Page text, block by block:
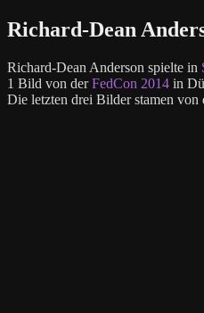
Richard-Dean
Richard-Dean Anderson spielte in
1 Bild von derFedCon 2014 in
Die letzten drei Bilder stamen von